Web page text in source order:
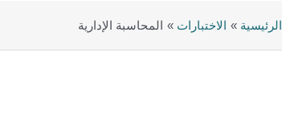
الرئيسية الاختبارات المحاسبة الإدارية